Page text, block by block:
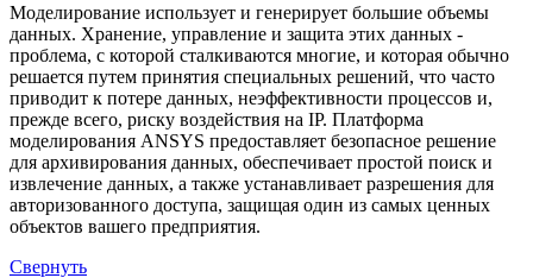
Моделирование использует и генерирует большие объемы
данных. Хранение, управление и защита этих данных -
проблема, с которой сталкиваются многие, и которая обычно
решается путем принятия специальных решений, что часто
приводит к потере данных, неэффективности процессов и,
прежде всего, риску воздействия на IP. Платформа
моделирования ANSYS предоставляет безопасное решение
для архивирования данных, обеспечивает простой поиск и
извлечение данных, а также устанавливает разрешения для
авторизованного доступа, защищая один из самых ценных
объектов вашего предприятия.
Свернуть